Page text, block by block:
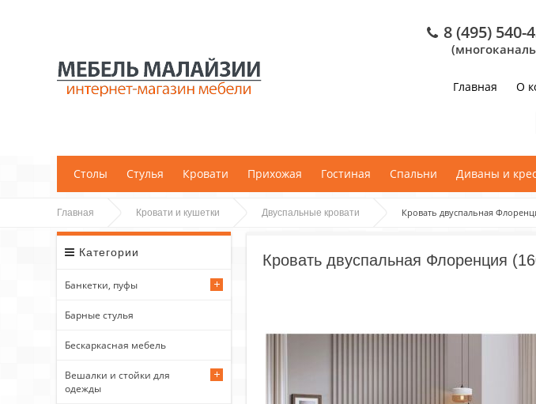
8 (495) 540-
Главная О
Столы Стулья Кровати Прихожая Гостиная Спальни Диваны и
Главная Кровати и кушетки Двуспальные кровати Кровать двуспальная
Категории
Банкетки, пуфы
Барные стулья
Бескаркасная мебель
Вешалки и стойки для
одежды
Кровать двуспальная Флоренция